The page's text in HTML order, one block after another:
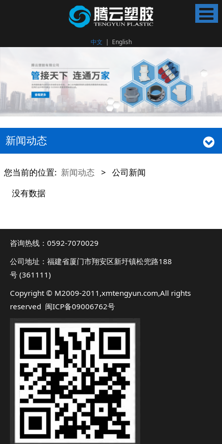
中文 | English
新闻动态
您当前的位置: 新闻动态 > 公司新闻
没有数据
咨询热线：0592-7070029
公司地址：福建省厦门市翔安区新圩镇松兜路188
号 (361111)
Copyright © M2009-2011,xmtengyun.com,All rights
reserved 闽ICP备09006762号